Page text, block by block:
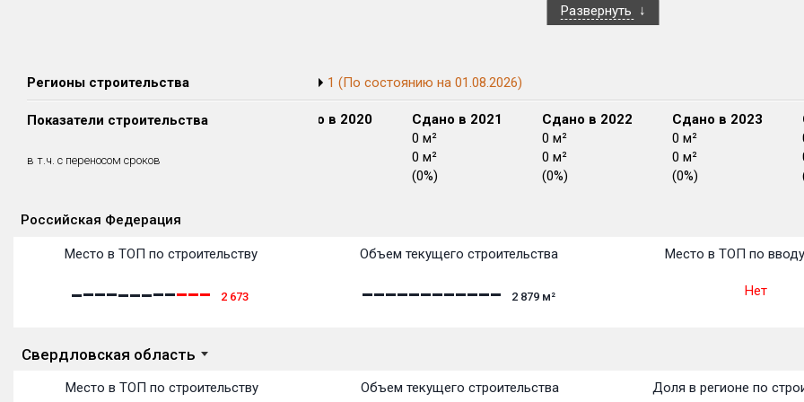
Развернуть
Регионы строительства 1 (По состоянию на 01.08.2026)
Показатели строительства
в т.ч. с переносом сроков
Сдано в 2018
0 м²
Сдано в 2019
0 м²
Сдано в 2020
Сдано в 2021
0 м²
0 м²
(0%)
Сдано в 2022
0 м²
0 м²
(0%)
Сдано в 2023
0 м²
0 м²
(0%)
Российская Федерация
Место в ТОП по строительству
2 673
Объем текущего строительства
2 879 м²
Место в ТОП по
Нет
Свердловская область
Место в ТОП по строительству Объем текущего строительства Доля в регионе по